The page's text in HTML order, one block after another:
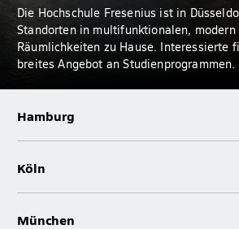
Die Hochschule Fresenius ist in
Standorten in multifunktionalen,
Räumlichkeiten zu Hause. Interessierte
breites Angebot an Studienprogrammen.
Hamburg
Köln
München